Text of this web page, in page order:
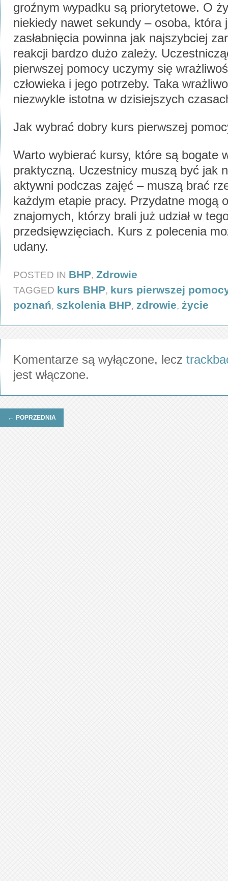
groźnym wypadku są priorytetowe. O
niekiedy nawet sekundy – osoba, która
zasłabnięcia powinna jak najszybciej
reakcji bardzo dużo zależy.
pierwszej pomocy uczymy się
człowieka i jego potrzeby. Taka
niezwykle istotna w dzisiejszych
Jak wybrać dobry kurs pierwszej
Warto wybierać kursy, które są bogate
praktyczną. Uczestnicy muszą być jak
aktywni podczas zajęć – muszą brać
każdym etapie pracy. Przydatne mogą
znajomych, którzy brali już udział w
przedsięwzięciach. Kurs z polecenia
udany.
POSTED IN BHP, Zdrowie
TAGGED kurs BHP, kurs pierwszej
poznań, szkolenia BHP, zdrowie, życie
Komentarze są wyłączone, lecz
jest włączone.
← POPRZEDNIA